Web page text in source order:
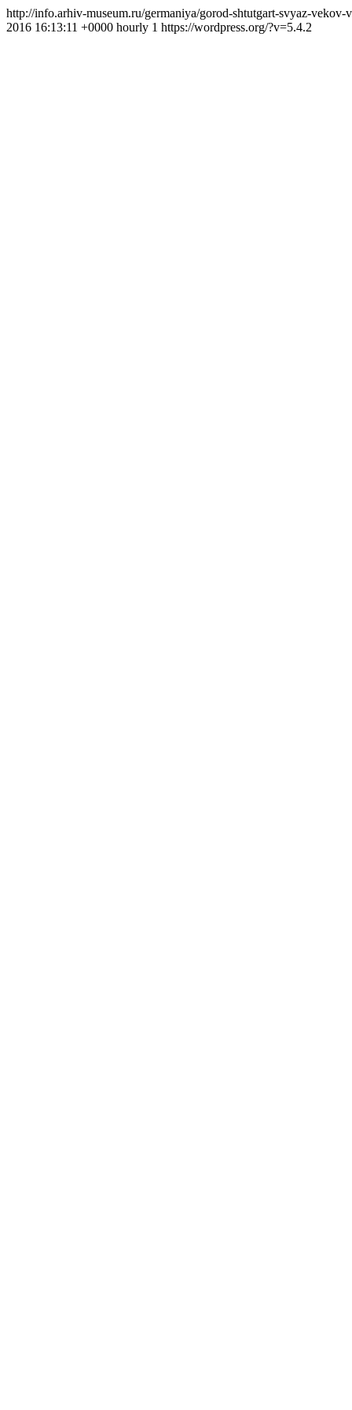
http://info.arhiv-museum.ru/germaniya/gorod-shtutgart-svyaz-
2016 16:13:11 +0000 hourly 1 https://wordpress.org/?v=5.4.2